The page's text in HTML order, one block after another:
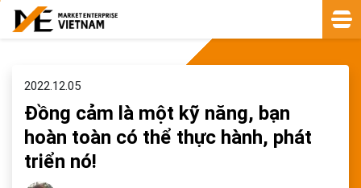
2022.12.05
Đồng cảm là một kỹ năng, bạn
hoàn toàn có thể thực hành, phát
triển nó!